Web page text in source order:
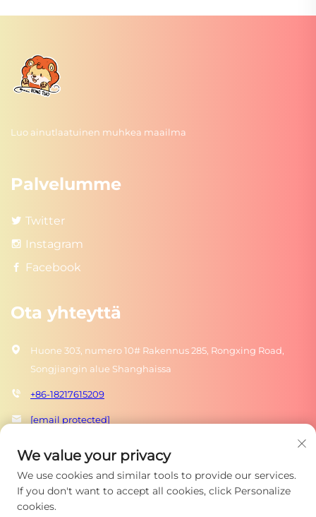
Luo ainutlaatuinen muhkea maailma
Palvelumme
Twitter
Instagram
Facebook
Ota yhteyttä
Huone 303, numero 10# Rakennus 285, Rongxing Road,
Songjiangin alue Shanghaissa
+86-18217615209
[email protected]
We value your privacy
We use cookies and similar tools to provide our services.
If you don't want to accept all cookies, click Personalize
cookies.